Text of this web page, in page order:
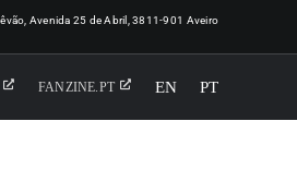
Avenida 25 de Abril, 3811-901 Aveiro
FANZINE.PT EN PT